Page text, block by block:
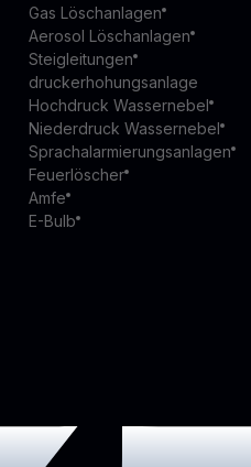
Gas Löschanlagen
Aerosol Löschanlagen
Steigleitungen
druckerhohungsanlage
Hochdruck Wassernebel
Niederdruck Wassernebel
Sprachalarmierungsanlagen
Feuerlöscher
Amfe
E-Bulb